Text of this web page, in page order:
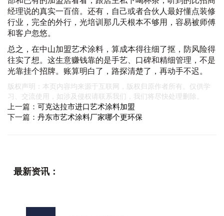
经理说的真实一百倍。还有，自己或者合伙人最好懂点装修
行业，完全的外行，光培训那几天根本不够用，容易被师傅
和客户忽悠。
总之，在中山加盟艺术涂料，算成本得往细了抠，防风险得
往实了想。这生意赚钱靠的是手艺、口碑和精细管理，不是
光靠挂个招牌。账算明白了，路探清楚了，再动手不迟。
版权声明：本页内容均来源于互联网，版权归原作者所有。仅供学
习、交流使用，如涉及侵权请联系我们，我们将尽快处理删除。
上一篇： 可克达拉市进口艺术涂料加盟
下一篇： 丹东市艺术涂料厂家哪个更环保
最新资讯：